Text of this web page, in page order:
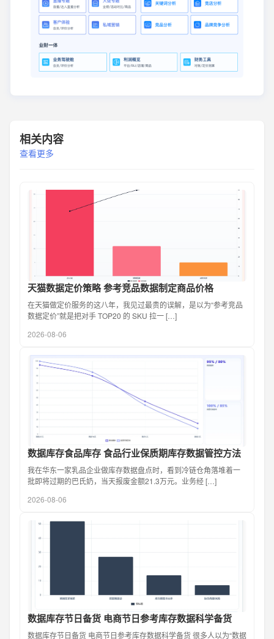
相关内容
查看更多
天猫数据定价策略 参考竞品数据制定商品价格
在天猫做定价服务的这八年，我见过最贵的误解，是以为“参考竞品
数据定价”就是把对手 TOP20 的 SKU 拉一 […]
2026-08-06
数据库存食品库存 食品行业保质期库存数据管控方法
我在华东一家乳品企业做库存数据盘点时，看到冷链仓角落堆着一
批即将过期的巴氏奶，当天报废金额21.3万元。业务经 […]
2026-08-06
数据库存节日备货 电商节日参考库存数据科学备货
数据库存节日备货 电商节日参考库存数据科学备货 很多人以为“数据